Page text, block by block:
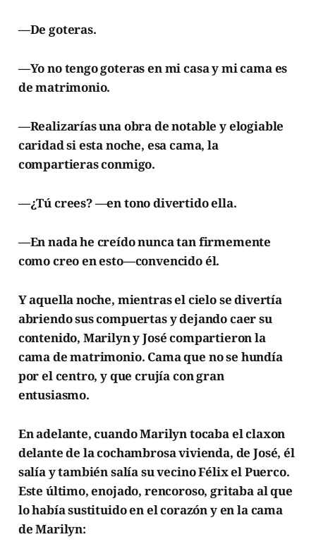
—De goteras.
—Yo no tengo goteras en mi casa y mi cama es
de matrimonio.
—Realizarías una obra de notable y elogiable
caridad si esta noche, esa cama, la
compartieras conmigo.
—¿Tú crees? —en tono divertido ella.
—En nada he creído nunca tan firmemente
como creo en esto—convencido él.
Y aquella noche, mientras el cielo se divertía
abriendo sus compuertas y dejando caer su
contenido, Marilyn y José compartieron la
cama de matrimonio. Cama que no se hundía
por el centro, y que crujía con gran
entusiasmo.
En adelante, cuando Marilyn tocaba el claxon
delante de la cochambrosa vivienda, de José, él
salía y también salía su vecino Félix el Puerco.
Este último, enojado, rencoroso, gritaba al que
lo había sustituido en el corazón y en la cama
de Marilyn: